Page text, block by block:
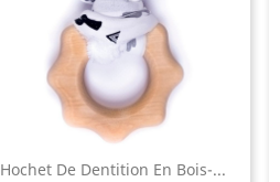
Hochet De Dentition En Bois-...